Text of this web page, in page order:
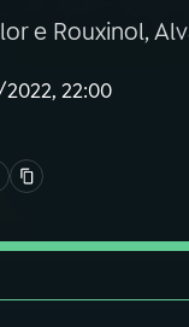
e Rouxinol,
22:00